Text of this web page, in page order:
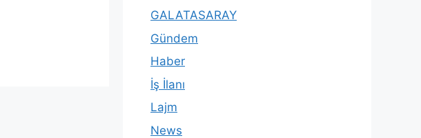
GALATASARAY
Gündem
Haber
İş İlanı
Lajm
News